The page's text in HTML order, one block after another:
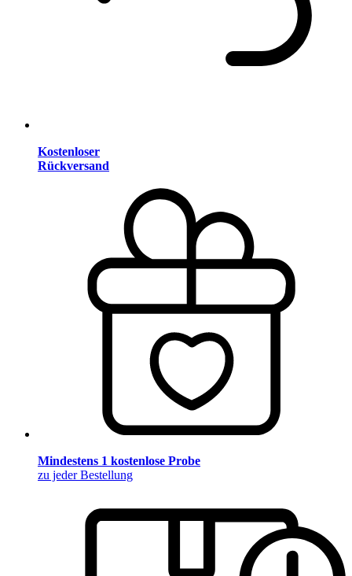
Kostenloser
Rückversand
Mindestens 1 kostenlose Probe
zu jeder Bestellung